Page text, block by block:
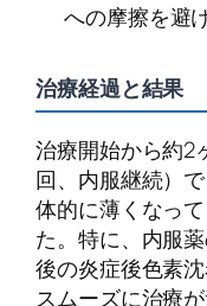
への摩擦を避
治療経過と結果
治療開始から約2
回、内服継続）
体的に薄くなっ
た。特に、内服
後の炎症後色素
スムーズに治療